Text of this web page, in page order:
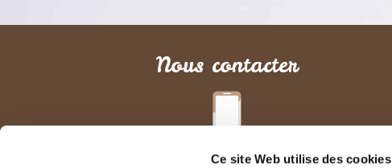
Ce site Web utilise des cookies
Nous contacter
Constance BIBOLLET